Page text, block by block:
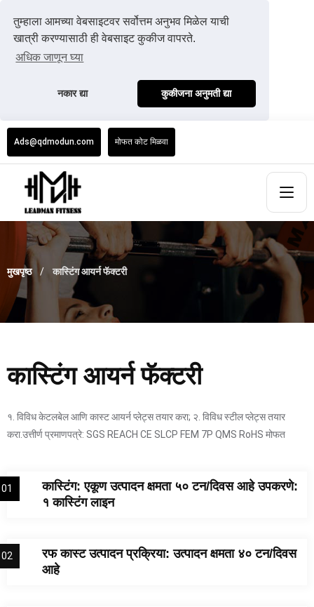
तुम्हाला आमच्या वेबसाइटवर सर्वोत्तम अनुभव मिळेल याची
खात्री करण्यासाठी ही वेबसाइट कुकीज वापरते.
अधिक जाणून घ्या
नकार द्या कुकीजना अनुमती द्या
Ads@qdmodun.com मोफत कोट मिळवा
मुखपृष्ठ कास्टिंग आयर्न फॅक्टरी
कास्टिंग आयर्न फॅक्टरी
१. विविध केटलबेल आणि कास्ट आयर्न प्लेट्स तयार करा; २. विविध स्टील प्लेट्स तयार
करा.उत्तीर्ण प्रमाणपत्रे: SGS REACH CE SLCP FEM 7P QMS RoHS मोफत
कास्टिंग: एकूण उत्पादन क्षमता ५० टन/दिवस आहे उपकरणे:
१ कास्टिंग लाइन
01
रफ कास्ट उत्पादन प्रक्रिया: उत्पादन क्षमता ४० टन/दिवस
आहे
02